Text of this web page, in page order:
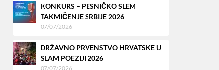
KONKURS – PESNIČKO SLEM
TAKMIČENJE SRBIJE 2026
07/07/2026
DRŽAVNO PRVENSTVO HRVATSKE U
SLAM POEZIJI 2026
07/07/2026